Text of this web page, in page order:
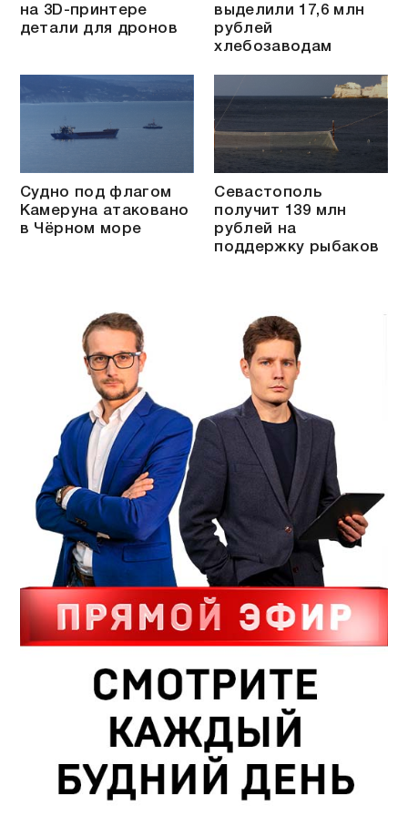
на 3D-принтере
детали для дронов
выделили 17,6 млн
рублей
хлебозаводам
Судно под флагом
Камеруна атаковано
в Чёрном море
Севастополь
получит 139 млн
рублей на
поддержку рыбаков